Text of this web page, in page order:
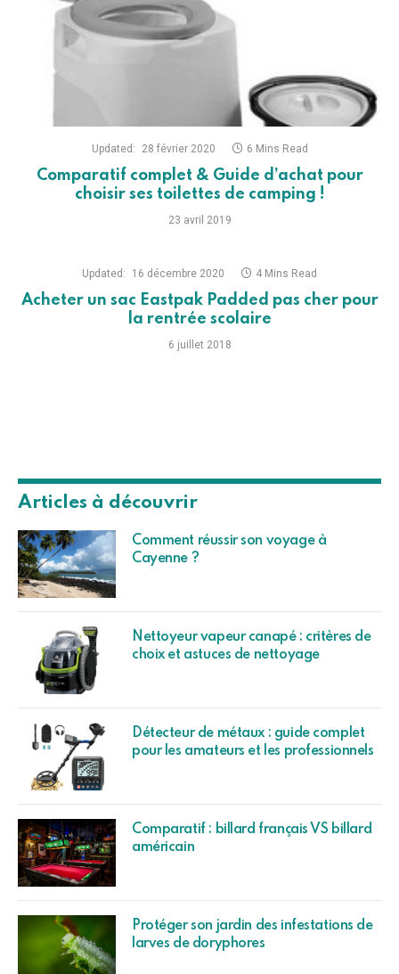
Updated: 28 février 2020 6 Mins Read
Comparatif complet & Guide d’achat pour
choisir ses toilettes de camping !
23 avril 2019
Updated: 16 décembre 2020 4 Mins Read
Acheter un sac Eastpak Padded pas cher pour
la rentrée scolaire
6 juillet 2018
Articles à découvrir
Comment réussir son voyage à
Cayenne ?
Nettoyeur vapeur canapé : critères de
choix et astuces de nettoyage
Détecteur de métaux : guide complet
pour les amateurs et les professionnels
Comparatif : billard français VS billard
américain
Protéger son jardin des infestations de
larves de doryphores